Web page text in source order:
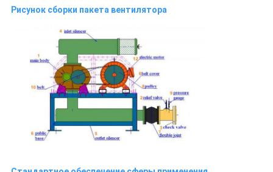
Рисунок сборки пакета вентилятора